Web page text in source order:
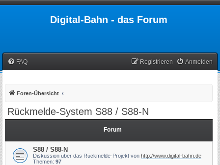
Digital-Bahn - das Forum
FAQ Anmelden
Registrieren
Foren-Übersicht
Rückmelde-System S88 / S88-N
Forum
S88 / S88-N
Diskussion über das Rückmelde-Projekt von http://www.digital-bahn.de
Themen: 97